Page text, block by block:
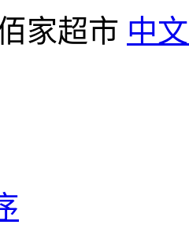
家超市 中